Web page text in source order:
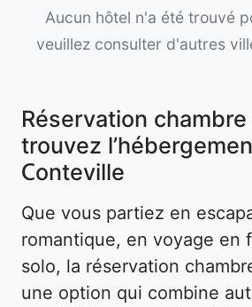
Aucun hôtel n'a été trouvé
veuillez consulter d'autres
Réservation chambre
trouvez
Conteville
Que vous partiez en
romantique, en voyage en
solo, la réservation
une option qui combine